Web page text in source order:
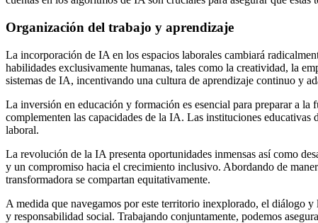
Organización del trabajo y aprendizaje
La incorporación de IA en los espacios laborales cambiará
habilidades exclusivamente humanas, tales como la creatividad, la
sistemas de IA, incentivando una cultura de aprendizaje continuo y
La inversión en educación y formación es esencial para preparar a
complementen las capacidades de la IA. Las instituciones
laboral.
La revolución de la IA presenta oportunidades inmensas así como
y un compromiso hacia el crecimiento inclusivo. Abordando de
transformadora se compartan equitativamente.
A medida que navegamos por este territorio inexplorado, el diálogo
y responsabilidad social. Trabajando conjuntamente, podemos